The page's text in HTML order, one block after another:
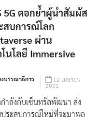
5G ตอกย้ำผู้นำสัมผัส
สบการณ์โลก
ผ่าน
โนโลยี Immersive
บรรณาธิการ
12 เมษายน
2022
ำลังกับเซ็นทรัลพัฒนา ส่ง
ระสบการณ์ใหม่ที่จะมาพล